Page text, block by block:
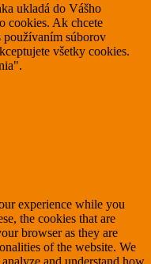
ukladá do Vášho
cookies. Ak chcete
používaním súborov
všetky cookies.
experience while you
the cookies that are
browser as they are
of the website. We